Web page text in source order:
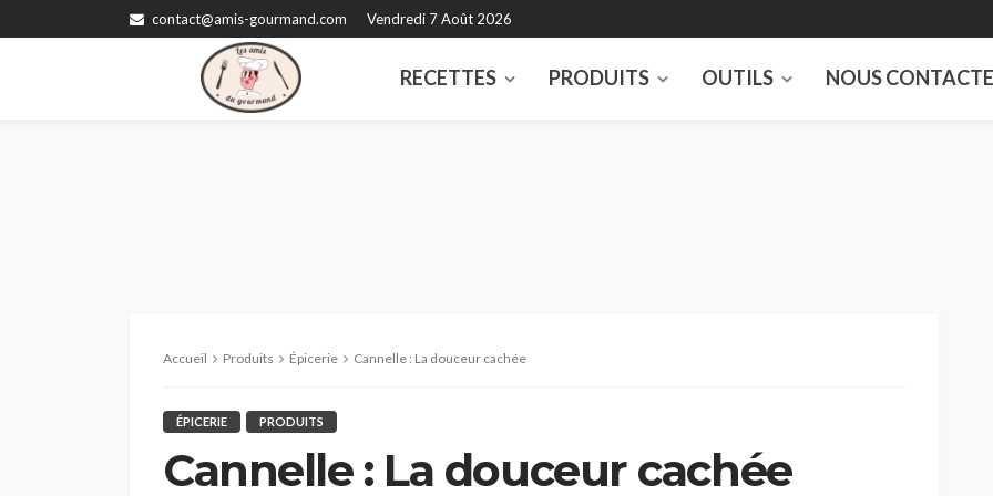
contact@amis-gourmand.com Vendredi 7 Août 2026
RECETTES PRODUITS OUTILS NOUS
Accueil Produits Épicerie Cannelle : La douceur cachée
ÉPICERIE PRODUITS
Cannelle : La douceur cachée